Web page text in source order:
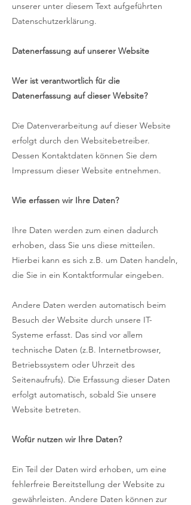
unserer unter diesem Text aufgeführten
Datenschutzerklärung.
Datenerfassung auf unserer Website
Wer ist verantwortlich für die
Datenerfassung auf dieser Website?
Die Datenverarbeitung auf dieser Website
erfolgt durch den Websitebetreiber.
Dessen Kontaktdaten können Sie dem
Impressum dieser Website entnehmen.
Wie erfassen wir Ihre Daten?
Ihre Daten werden zum einen dadurch
erhoben, dass Sie uns diese mitteilen.
Hierbei kann es sich z.B. um Daten handeln,
die Sie in ein Kontaktformular eingeben.
Andere Daten werden automatisch beim
Besuch der Website durch unsere IT-
Systeme erfasst. Das sind vor allem
technische Daten (z.B. Internetbrowser,
Betriebssystem oder Uhrzeit des
Seitenaufrufs). Die Erfassung dieser Daten
erfolgt automatisch, sobald Sie unsere
Website betreten.
Wofür nutzen wir Ihre Daten?
Ein Teil der Daten wird erhoben, um eine
fehlerfreie Bereitstellung der Website zu
gewährleisten. Andere Daten können zur